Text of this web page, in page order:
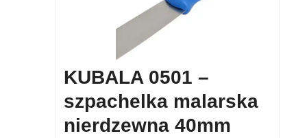
KUBALA 0501 –
szpachelka malarska
nierdzewna 40mm